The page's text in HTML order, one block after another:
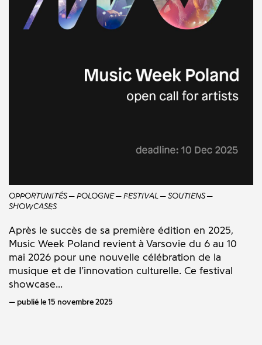
OPPORTUNITÉS POLOGNE FESTIVAL
SOUTIENS
SHOWCASES
Après le succès de sa première édition en 2025,
Music Week Poland revient à Varsovie du 6 au 10
mai 2026 pour une nouvelle célébration de la
musique et de l’innovation culturelle. Ce festival
showcase...
publié le 15 novembre 2025